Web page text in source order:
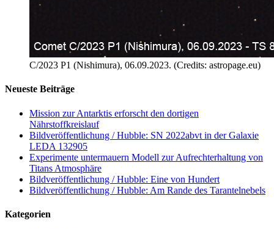
C/2023 P1 (Nishimura), 06.09.2023. (Credits: astropage.eu)
Neueste Beiträge
Mission zur Antarktis erforscht den dortigen
Nährstoffkreislauf
Bildveröffentlichung / Hubble: SN 2022abvt in der Galaxie
LEDA 132905
Experimente untermauern Modell zur Aufrechterhaltung von
Titans Atmosphäre
Bildveröffentlichung / Hubble: Eine von Hundert
Bildveröffentlichung / Hubble: Am Rande des Tarantelnebels
Kategorien